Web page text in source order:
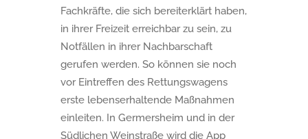
Fachkräfte, die sich bereiterklärt haben,
in ihrer Freizeit erreichbar zu sein, zu
Notfällen in ihrer Nachbarschaft
gerufen werden. So können sie noch
vor Eintreffen des Rettungswagens
erste lebenserhaltende Maßnahmen
einleiten. In Germersheim und in der
Südlichen Weinstraße wird die App